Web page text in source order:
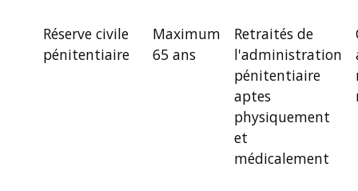
Réserve civile
pénitentiaire
Maximum
65 ans
Retraités de
l'administration
pénitentiaire
aptes
physiquement
et
médicalement